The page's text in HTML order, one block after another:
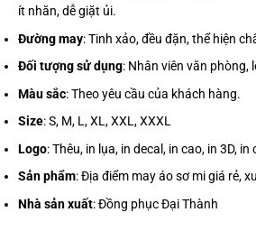
ít nhăn, dễ giặt ủi.
Đường may: Tinh xảo, đều đặn, thể hiện
Đối tượng sử dụng: Nhân viên văn phòng,
Màu sắc: Theo yêu cầu của khách hàng.
Size: S, M, L, XL, XXL, XXXL
Logo: Thêu, in lụa, in decal, in cao, in 3D,
Sản phẩm: Địa điểm may áo sơ mi giá rẻ,
Nhà sản xuất: Đồng phục Đại Thành